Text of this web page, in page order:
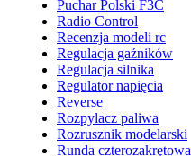
Puchar Polski F3C
Radio Control
Recenzja modeli rc
Regulacja gaźników
Regulacja silnika
Regulator napięcia
Reverse
Rozpylacz paliwa
Rozrusznik modelarski
Runda czterozakrętowa